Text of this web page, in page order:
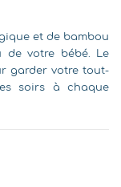
et de bambou
de votre bébé. Le
garder votre tout-
soirs à chaque